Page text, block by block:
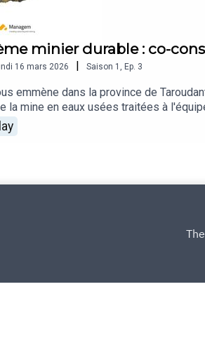
minier durable : co-
16 mars 2026 Saison 1 , Ep. 3
emmène dans la province de
la mine en eaux usées traitées à
vulnérabilités, accès aux soins,
Managem, cet épisode dévoile le